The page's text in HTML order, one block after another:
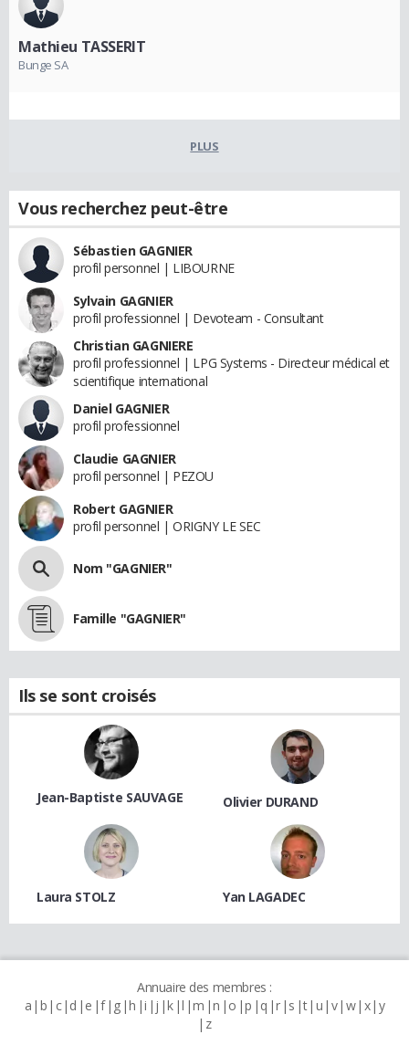
Mathieu TASSERIT
Bunge SA
PLUS
Vous recherchez peut-être
Sébastien GAGNIER
profil personnel | LIBOURNE
Sylvain GAGNIER
profil professionnel | Devoteam - Consultant
Christian GAGNIERE
profil professionnel | LPG Systems - Directeur médical et
scientifique international
Daniel GAGNIER
profil professionnel
Claudie GAGNIER
profil personnel | PEZOU
Robert GAGNIER
profil personnel | ORIGNY LE SEC
Nom "GAGNIER"
Famille "GAGNIER"
Ils se sont croisés
Jean-Baptiste SAUVAGE Olivier DURAND
Laura STOLZ Yan LAGADEC
Annuaire des membres :
a b c d e f g h i j k l m n o p q r s t u v w x y
z